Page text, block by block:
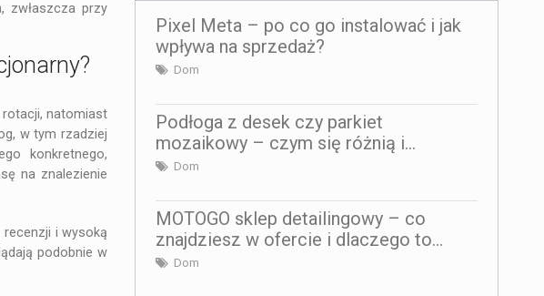
zwłaszcza przy
rotacji, natomiast
w tym rzadziej
konkretnego,
na znalezienie
i wysoką
podobnie w
Pixel Meta – po co go instalować i jak
wpływa na sprzedaż?
Dom
Podłoga z desek czy parkiet
mozaikowy – czym się różnią i...
Dom
MOTOGO sklep detailingowy – co
znajdziesz w ofercie i dlaczego to...
Dom